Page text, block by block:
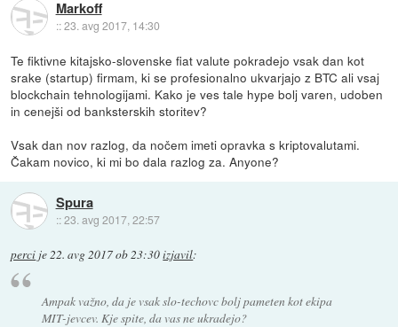
Markoff
::23. avg 2017, 14:30
Te fiktivne kitajsko-slovenske fiat valute pokradejo vsak dan kot
srake (startup) firmam, ki se profesionalno ukvarjajo z BTC ali vsaj
blockchain tehnologijami. Kako je ves tale hype bolj varen, udoben
in cenejši od banksterskih storitev?
Vsak dan nov razlog, da nočem imeti opravka s kriptovalutami.
Čakam novico, ki mi bo dala razlog za. Anyone?
Spura
::23. avg 2017, 22:57
perci je22. avg 2017 ob 23:30izjavil:
Ampak važno, da je vsak slo-techovc bolj pameten kot ekipa
MIT-jevcev. Kje spite, da vas ne ukradejo?